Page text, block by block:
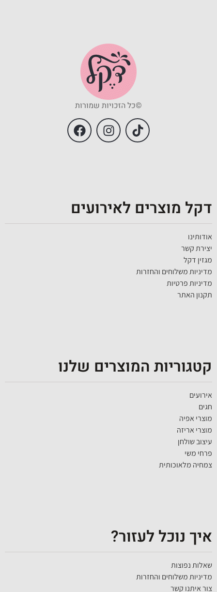
©כל הזכויות שמורות
דקל מוצרים לאירועים
אודותינו
יצירת קשר
מגזין דקל
מדיניות משלוחים והחזרות
מדיניות פרטיות
תקנון האתר
קטגוריות המוצרים שלנו
אירועים
חגים
מוצרי אפיה
מוצרי אריזה
עיצוב שולחן
פרחי משי
צמחיה מלאוכותית
איך נוכל לעזור?
שאלות נפוצות
מדיניות משלוחים והחזרות
צור איתנו קשר